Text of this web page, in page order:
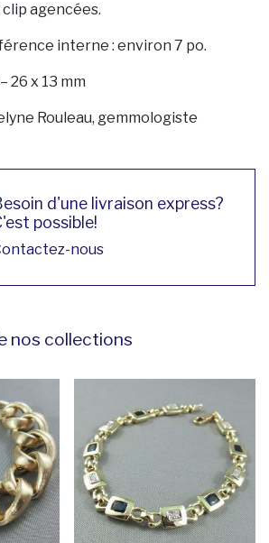
clip agencées.
interne : environ 7 po.
26 x 13 mm
Rouleau, gemmologiste
d'une livraison express?
possible!
nous
nos collections